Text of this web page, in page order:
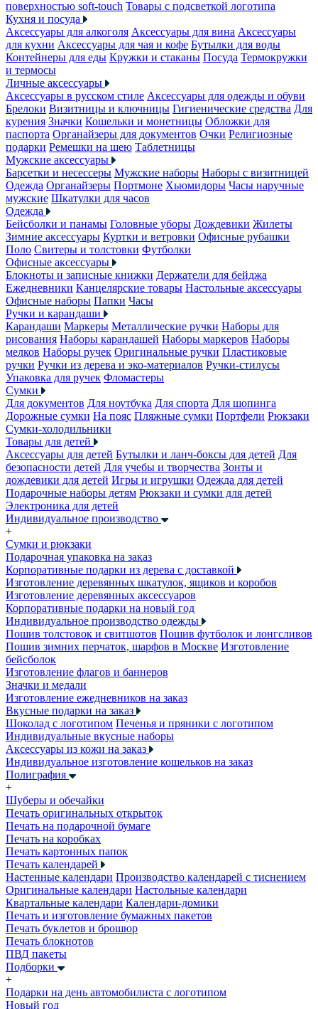
поверхностью soft-touch Товары с подсветкой логотипа
Кухня и посуда
Аксессуары для алкоголя Аксессуары для вина Аксессуары
для кухни Аксессуары для чая и кофе Бутылки для воды
Контейнеры для еды Кружки и стаканы Посуда Термокружки
и термосы
Личные аксессуары
Аксессуары в русском стиле Аксессуары для одежды и обуви
Брелоки Визитницы и ключницы Гигиенические средства Для
курения Значки Кошельки и монетницы Обложки для
паспорта Органайзеры для документов Очки Религиозные
подарки Ремешки на шею Таблетницы
Мужские аксессуары
Барсетки и несессеры Мужские наборы Наборы с визитницей
Одежда Органайзеры Портмоне Хьюмидоры Часы наручные
мужские Шкатулки для часов
Одежда
Бейсболки и панамы Головные уборы Дождевики Жилеты
Зимние аксессуары Куртки и ветровки Офисные рубашки
Поло Свитеры и толстовки Футболки
Офисные аксессуары
Блокноты и записные книжки Держатели для бейджа
Ежедневники Канцелярские товары Настольные аксессуары
Офисные наборы Папки Часы
Ручки и карандаши
Карандаши Маркеры Металлические ручки Наборы для
рисования Наборы карандашей Наборы маркеров Наборы
мелков Наборы ручек Оригинальные ручки Пластиковые
ручки Ручки из дерева и эко-материалов Ручки-стилусы
Упаковка для ручек Фломастеры
Сумки
Для документов Для ноутбука Для спорта Для шопинга
Дорожные сумки На пояс Пляжные сумки Портфели Рюкзаки
Сумки-холодильники
Товары для детей
Аксессуары для детей Бутылки и ланч-боксы для детей Для
безопасности детей Для учебы и творчества Зонты и
дождевики для детей Игры и игрушки Одежда для детей
Подарочные наборы детям Рюкзаки и сумки для детей
Электроника для детей
Индивидуальное производство
+
Сумки и рюкзаки
Подарочная упаковка на заказ
Корпоративные подарки из дерева с доставкой
Изготовление деревянных шкатулок, ящиков и коробов
Изготовление деревянных аксессуаров
Корпоративные подарки на новый год
Индивидуальное производство одежды
Пошив толстовок и свитшотов Пошив футболок и лонгсливов
Пошив зимних перчаток, шарфов в Москве Изготовление
бейсболок
Изготовление флагов и баннеров
Значки и медали
Изготовление ежедневников на заказ
Вкусные подарки на заказ
Шоколад с логотипом Печенья и пряники с логотипом
Индивидуальные вкусные наборы
Аксессуары из кожи на заказ
Индивидуальное изготовление кошельков на заказ
Полиграфия
+
Шуберы и обечайки
Печать оригинальных открыток
Печать на подарочной бумаге
Печать на коробках
Печать картонных папок
Печать календарей
Настенные календари Производство календарей с тиснением
Оригинальные календари Настольные календари
Квартальные календари Календари-домики
Печать и изготовление бумажных пакетов
Печать буклетов и брошюр
Печать блокнотов
ПВД пакеты
Подборки
+
Подарки на день автомобилиста с логотипом
Новый год